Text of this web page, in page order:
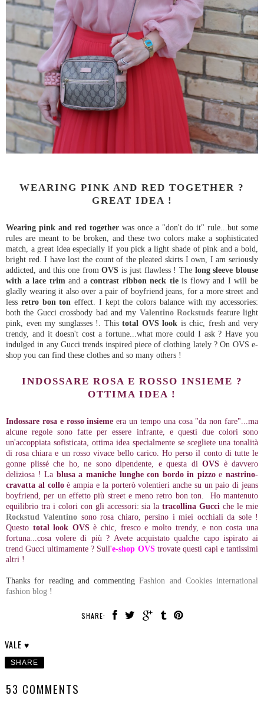
WEARING PINK AND RED TOGETHER ?
GREAT IDEA !
Wearing pink and red together was once a "don't do it" rule...but some
rules are meant to be broken, and these two colors make a sophisticated
match, a great idea especially if you pick a light shade of pink and a bold,
bright red. I have lost the count of the pleated skirts I own, I am seriously
addicted, and this one fromOVS is just flawless ! Thelong sleeve blouse
with a lace trim and acontrast ribbon neck tieis flowy and I will be
gladly wearing it also over a pair of boyfriend jeans, for a more street and
less retro bon ton effect. I kept the colors balance with my accessories:
both the Gucci crossbody bad and my Valentino Rockstuds feature light
pink, even my sunglasses !. Thistotal OVS look is chic, fresh and very
trendy, and it doesn't cost a fortune...what more could I ask ? Have you
indulged in any Gucci trends inspired piece of clothing lately ? On OVS e-
shop you can find these clothes and so many others !
INDOSSARE ROSA E ROSSO INSIEME ?
OTTIMA IDEA !
Indossare rosa e rosso insieme era un tempo una cosa "da non fare"...ma
alcune regole sono fatte per essere infrante, e questi due colori sono
un'accoppiata sofisticata, ottima idea specialmente se scegliete una tonalità
di rosa chiara e un rosso vivace bello carico. Ho perso il conto di tutte le
gonne plissé che ho, ne sono dipendente, e questa di OVS è davvero
deliziosa ! La blusa a maniche lunghe con bordo in pizzoenastrino-
cravatta al colloè ampia e la porterò volentieri anche su un paio di jeans
boyfriend, per un effetto più street e meno retro bon ton. Ho mantenuto
equilibrio tra i colori con gli accessori: sia latracollina Gucci che le mie
Rockstud Valentino sono rosa chiaro, persino i miei occhiali da sole !
Questo total look OVSè chic, fresco e molto trendy, e non costa una
fortuna...cosa volere di più ? Avete acquistato qualche capo ispirato ai
trend Gucci ultimamente ? Sull'e-shop OVStrovate questi capi e tantissimi
altri !
Thanks for reading and commentingFashion and Cookies international
fashion blog !
SHARE:
VALE ♥
SHARE
53 COMMENTS